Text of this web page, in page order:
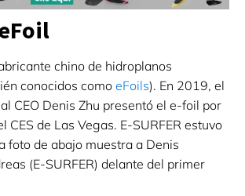
chino de hidroplanos
conocidos como eFoils). En 2019, el
CEO Denis Zhu presentó el e-foil por
CES de Las Vegas. E-SURFER estuvo
foto de abajo muestra a Denis
(E-SURFER) delante del primer